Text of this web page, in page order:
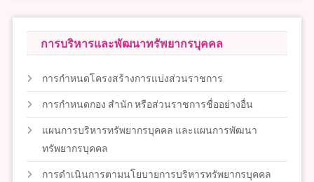
การบริหารและพัฒนาทรัพยากรบุคคล
การกำหนดโครงสร้างการแบ่งส่วนราชการ
การกำหนดกอง สำนัก หรือส่วนราชการชื่ออย่างอื่น
แผนการบริหารทรัพยากรบุคคล และแผนการพัฒนา
ทรัพยากรบุคคล
การดำเนินการตามนโยบายการบริหารทรัพยากรบุคคล